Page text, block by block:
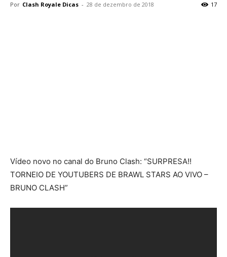
Por Clash Royale Dicas - 28 de dezembro de 2018 17
Vídeo novo no canal do Bruno Clash: “SURPRESA!!
TORNEIO DE YOUTUBERS DE BRAWL STARS AO VIVO –
BRUNO CLASH”